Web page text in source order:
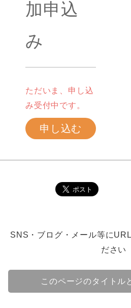
加申込
み
ただいま、申し込
み受付中です。
申し込む
SNS・ブログ・メール等に
ださい
このページのタイトル